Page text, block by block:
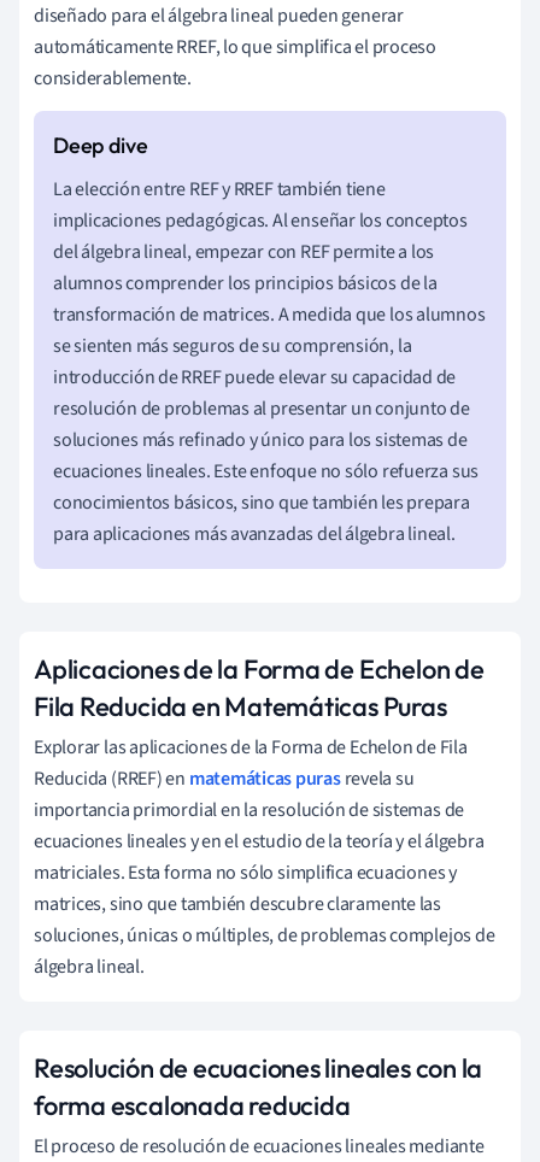
diseñado para el álgebra lineal pueden generar
automáticamente RREF, lo que simplifica el proceso
considerablemente.
La elección entre REF y RREF también tiene
implicaciones pedagógicas. Al enseñar los conceptos
del álgebra lineal, empezar con REF permite a los
alumnos comprender los principios básicos de la
transformación de matrices. A medida que los alumnos
se sienten más seguros de su comprensión, la
introducción de RREF puede elevar su capacidad de
resolución de problemas al presentar un conjunto de
soluciones más refinado y único para los sistemas de
ecuaciones lineales. Este enfoque no sólo refuerza sus
conocimientos básicos, sino que también les prepara
para aplicaciones más avanzadas del álgebra lineal.
Aplicaciones de la Forma de Echelon de
Fila Reducida en Matemáticas Puras
Explorar las aplicaciones de la Forma de Echelon de Fila
Reducida (RREF) en matemáticas purasrevela su
importancia primordial en la resolución de sistemas de
ecuaciones lineales y en el estudio de la teoría y el álgebra
matriciales. Esta forma no sólo simplifica ecuaciones y
matrices, sino que también descubre claramente las
soluciones, únicas o múltiples, de problemas complejos de
álgebra lineal.
Resolución de ecuaciones lineales con la
forma escalonada reducida
El proceso de resolución de ecuaciones lineales mediante